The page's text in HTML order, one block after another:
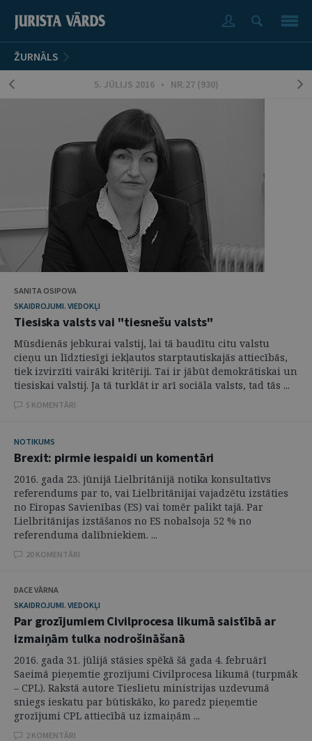
ŽURNĀLS
5. JŪLIJS 2016 • NR.27 (930)
SANITA OSIPOVA
SKAIDROJUMI. VIEDOKĻI
Tiesiska valsts vai "tiesnešu valsts"
Mūsdienās jebkurai valstij, lai tā baudītu citu valstu
cieņu un līdztiesīgi iekļautos starptautiskajās attiecībās,
tiek izvirzīti vairāki kritēriji. Tai ir jābūt demokrātiskai un
tiesiskai valstij. Ja tā turklāt ir arī sociāla valsts, tad tās ...
5 KOMENTĀRI
NOTIKUMS
Brexit: pirmie iespaidi un komentāri
2016. gada 23. jūnijā Lielbritānijā notika konsultatīvs
referendums par to, vai Lielbritānijai vajadzētu izstāties
no Eiropas Savienības (ES) vai tomēr palikt tajā. Par
Lielbritānijas izstāšanos no ES nobalsoja 52 % no
referenduma dalībniekiem. ...
20 KOMENTĀRI
DACE VĀRNA
SKAIDROJUMI. VIEDOKĻI
Par grozījumiem Civilprocesa likumā saistībā ar
izmaiņām tulka nodrošināšanā
2016. gada 31. jūlijā stāsies spēkā šā gada 4. februārī
Saeimā pieņemtie grozījumi Civilprocesa likumā (turpmāk
– CPL). Rakstā autore Tieslietu ministrijas uzdevumā
sniegs ieskatu par būtiskāko, ko paredz pieņemtie
grozījumi CPL attiecībā uz izmaiņām ...
2 KOMENTĀRI